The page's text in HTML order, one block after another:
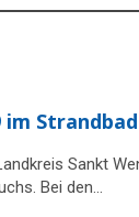
im
Sankt
Bei den…